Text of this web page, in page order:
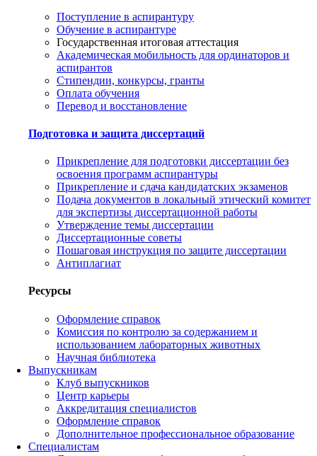
Поступление в аспирантуру
Обучение в аспирантуре
Государственная итоговая аттестация
Академическая мобильность для ординаторов и
аспирантов
Стипендии, конкурсы, гранты
Оплата обучения
Перевод и восстановление
Подготовка и защита диссертаций
Прикрепление для подготовки диссертации без
освоения программ аспирантуры
Прикрепление и сдача кандидатских экзаменов
Подача документов в локальный этический комитет
для экспертизы диссертационной работы
Утверждение темы диссертации
Диссертационные советы
Пошаговая инструкция по защите диссертации
Антиплагиат
Ресурсы
Оформление справок
Комиссия по контролю за содержанием и
использованием лабораторных животных
Научная библиотека
Выпускникам
Клуб выпускников
Центр карьеры
Аккредитация специалистов
Оформление справок
Дополнительное профессиональное образование
Специалистам